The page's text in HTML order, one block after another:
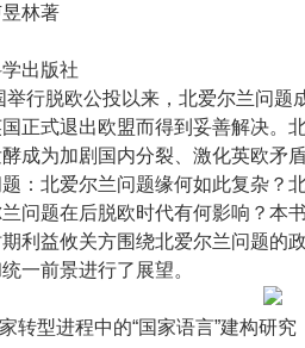
林著
出版社
举行脱欧公投以来，北爱尔兰问题
正式退出欧盟而得到妥善解决。
成为加剧国内分裂、激化英欧矛
：北爱尔兰问题缘何如此复杂？
问题在后脱欧时代有何影响？本
利益攸关方围绕北爱尔兰问题的
一前景进行了展望。
转型进程中的“国家语言”建构研究